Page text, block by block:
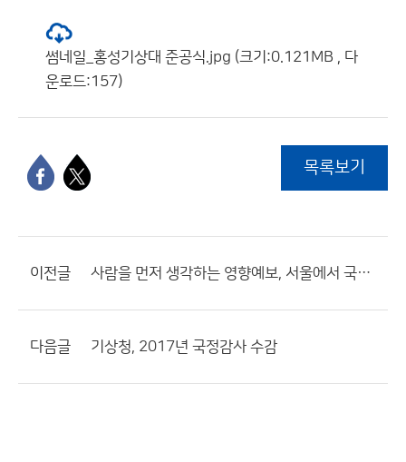
썸네일_홍성기상대 준공식.jpg (크기:0.121MB , 다
운로드:157)
목록보기
이전글 사람을 먼저 생각하는 영향예보, 서울에서 국제협력의 첫 단추를 끼우다!
다음글 기상청, 2017년 국정감사 수감